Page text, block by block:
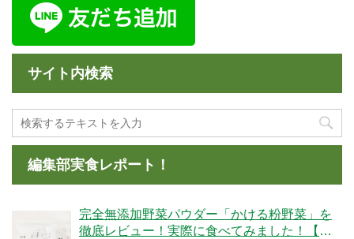
サイト内検索
編集部実食レポート！
完全無添加野菜パウダー「かける粉野菜」を
徹底レビュー！実際に食べてみました！【ベ